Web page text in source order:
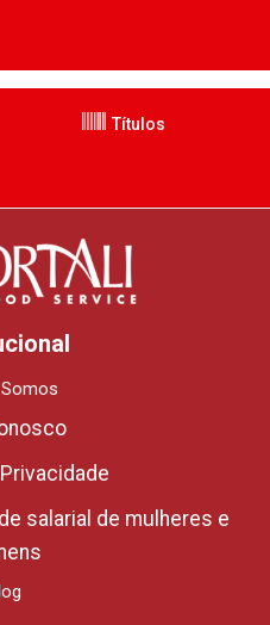
Títulos
salarial de mulheres e